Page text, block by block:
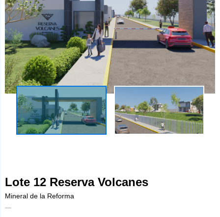
Lote 12 Reserva Volcanes
Mineral de la Reforma